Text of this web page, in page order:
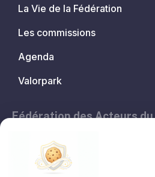
La Vie de la Fédération
Les commissions
Agenda
Valorpark
Fédération des Acteurs du
11, avenue de l'Opéra - 75001